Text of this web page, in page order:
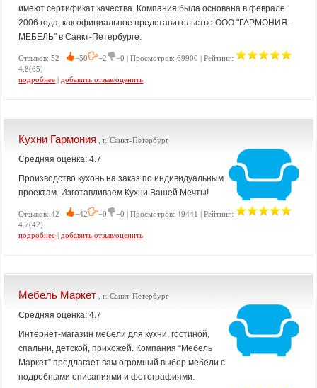
имеют сертификат качества. Компания была основана в феврале
2006 года, как официальное представительство ООО "ГАРМОНИЯ-
МЕБЕЛЬ" в Санкт-Петербурге.
Отзывов: 52 −50 −2
−0 | Просмотров: 69900 | Рейтинг:
4.8(65)
подробнее | добавить отзыв/оценить
Кухни Гармония , г. Санкт-Петербург
Средняя оценка: 4.7
Производство кухонь на заказ по индивидуальным
проектам. Изготавливаем Кухни Вашей Мечты!
Отзывов: 42 −42 −0
−0 | Просмотров: 49441 | Рейтинг:
4.7(42)
подробнее | добавить отзыв/оценить
Мебель Маркет , г. Санкт-Петербург
Средняя оценка: 4.7
Интернет-магазин мебели для кухни, гостиной,
спальни, детской, прихожей. Компания “Мебель
Маркет” предлагает вам огромный выбор мебели с
подробными описаниями и фотографиями.